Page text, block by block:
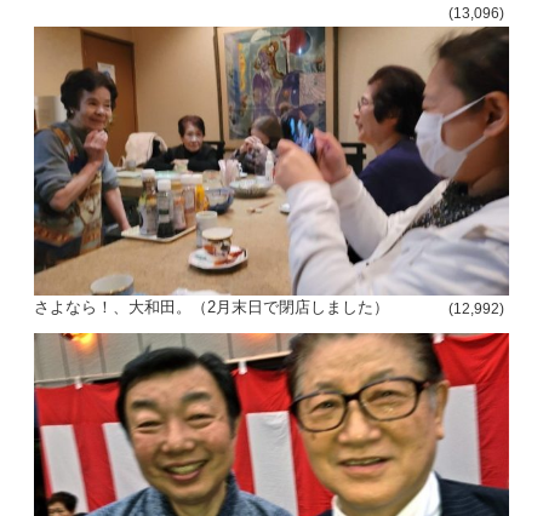
(13,096)
さよなら！、大和田。（2月末日で閉店しました） (12,992)